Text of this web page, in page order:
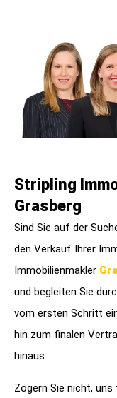
Stripling
Grasberg
Sind Sie auf der
den Verkauf Ihrer
Immobilienmakler
und begleiten Sie
vom ersten Schritt
hin zum finalen
hinaus.
Zögern Sie nicht,